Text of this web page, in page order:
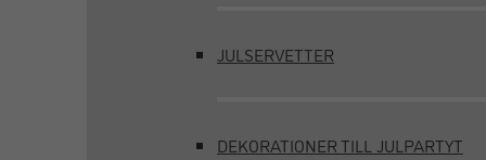
JULSERVETTER
DEKORATIONER TILL JULPARTYT